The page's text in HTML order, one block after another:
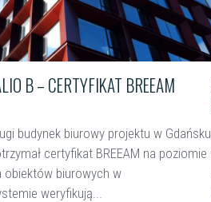
B – CERTYFIKAT BREEAM
budynek biurowy projektu w Gdańsku
certyfikat BREEAM na poziomie
obiektów biurowych w
weryfikują...